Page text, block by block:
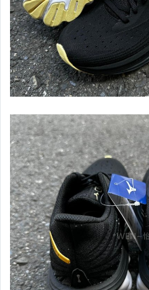
【ASICS亞瑟士】女慢跑&路跑鞋款
【Mizuno】男女款排羽桌球系列商品
【Mizuno】男短袖上衣
【Mizuno】男長袖上衣
【Mizuno】男短褲
【Mizuno】男長褲
【Mizuno】男款外套&套裝
【Mizuno】男女款建走鞋
【Mizuno】男慢跑&路跑鞋款
【Mizuno】女慢跑&路跑鞋款
【Mizuno】女短袖上衣